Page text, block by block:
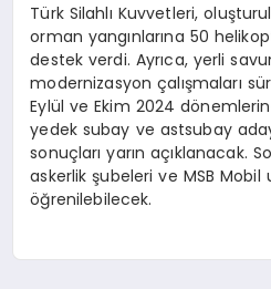
Türk Silahlı Kuvvetleri,
orman yangınlarına 50
destek verdi. Ayrıca, yerli
modernizasyon çalışmaları
Eylül ve Ekim 2024
yedek subay ve astsubay
sonuçları yarın açıklanacak.
askerlik şubeleri ve MSB Mobil
öğrenilebilecek.